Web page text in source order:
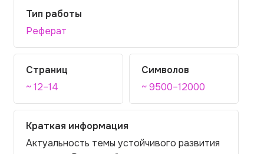
Тип работы
Реферат
Страниц
~ 12–14
Символов
~ 9500–12000
Краткая информация
Актуальность темы устойчивого развития